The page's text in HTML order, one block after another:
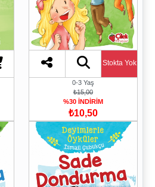
Stokta Yok
0-3 Yaş
₺15,00
%30 İNDİRİM
₺10,50